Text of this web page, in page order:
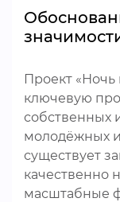
Проект
ключевую
собственных
молодёжных
существует
качественно
масштабные